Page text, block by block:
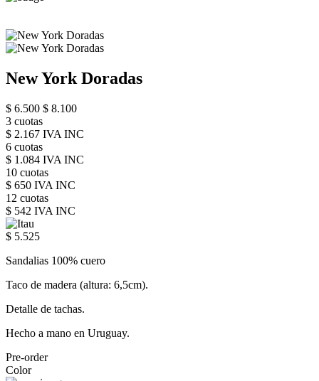
New York Doradas
$ 6.500 $ 8.100
3 cuotas
$ 2.167 IVA INC
6 cuotas
$ 1.084 IVA INC
10 cuotas
$ 650 IVA INC
12 cuotas
$ 542 IVA INC
$ 5.525
Sandalias 100% cuero
Taco de madera (altura: 6,5cm).
Detalle de tachas.
Hecho a mano en Uruguay.
Pre-order
Color